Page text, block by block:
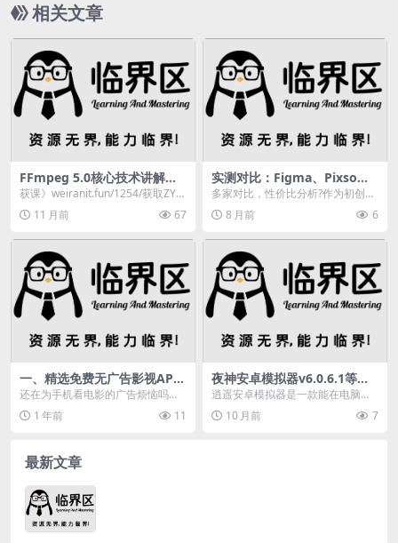
相关文章
FFmpeg 5.0核心技术讲解及
播放器开发实战，你了解多
少？
获课》weiranit.fun/1254/获取ZY↑
↑方打开链接↑↑在多媒体技术...
11 月前 67
实测对比：Figma、Pixso、
乔拓云，哪款设计工具真正适
合初创团队？
多家对比，性价比分析?作为初创公
司的全职美工，最头疼的不是不会
设计，而是花了钱买...
8 月前 6
一、精选免费无广告影视APP
推荐
还在为手机看电影的广告烦恼吗？
本文推荐8款免费无广告影视APP，
支持多设备投屏，...
1 年前 11
夜神安卓模拟器v6.0.6.1等游
戏版本查看，逍遥安卓模拟器
逍遥安卓模拟器是一款能在电脑上
模拟安卓手机运行app的软件。用
户只需要在电脑上先...
10 月前 7
最新文章